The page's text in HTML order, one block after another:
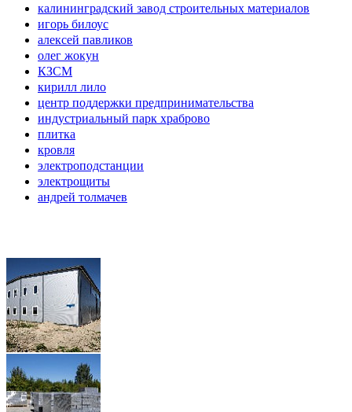
калининградский завод строительных материалов
игорь билоус
алексей павликов
олег жокун
КЗСМ
кирилл лило
центр поддержки предпринимательства
индустриальный парк храброво
плитка
кровля
электроподстанции
электрощиты
андрей толмачев